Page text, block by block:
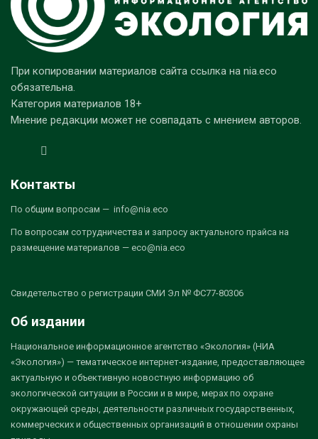
При копировании материалов сайта ссылка на nia.eco
обязательна.
Категория материалов 18+
Мнение редакции может не совпадать с мнением авторов.
Контакты
По общим вопросам — info@nia.eco
По вопросам сотрудничества и запросу актуального прайса на
размещение материалов — eco@nia.eco
Свидетельство о регистрации СМИ Эл № ФС77-80306
Об издании
Национальное информационное агентство «Экология» (НИА
«Экология») — тематическое интернет-издание, предоставляющее
актуальную и объективную новостную информацию об
экологической ситуации в России и в мире, мерах по охране
окружающей среды, деятельности различных государственных,
коммерческих и общественных организаций в отношении охраны